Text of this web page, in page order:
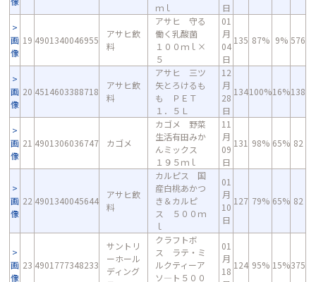
ｍｌ
日
画
像
19 4901340046955
アサヒ飲
料
アサヒ 守る
働く乳酸菌
１００ｍｌ×
５
01
月
04
日
135 87% 9% 576
画
像
20 4514603388718
アサヒ飲
料
アサヒ 三ツ
矢とろけるも
も ＰＥＴ
１．５Ｌ
12
月
28
日
134100%16%138
画
像
21 4901306036747 カゴメ
カゴメ 野菜
生活有田みか
んミックス
１９５ｍｌ
11
月
09
日
131 98% 65% 82
画
像
22 4901340045644
アサヒ飲
料
カルピス 国
産白桃あかつ
き＆カルピ
ス ５００ｍ
ｌ
01
月
10
日
127 79% 65% 82
画
像
23 4901777348233
サントリ
ーホール
ディング
クラフトボ
ス ラテ・ミ
ルクティーア
ソ―ト５００
01
月
18
124 95% 15%375